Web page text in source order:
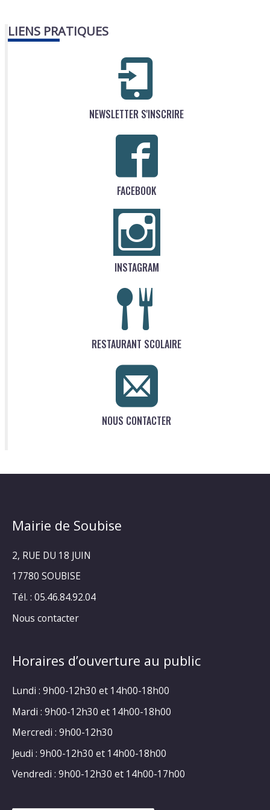
LIENS PRATIQUES
NEWSLETTER S'INSCRIRE
FACEBOOK
INSTAGRAM
RESTAURANT SCOLAIRE
NOUS CONTACTER
Mairie de Soubise
2, RUE DU 18 JUIN
17780 SOUBISE
Tél. : 05.46.84.92.04
Nous contacter
Horaires d’ouverture au public
Lundi : 9h00-12h30 et 14h00-18h00
Mardi : 9h00-12h30 et 14h00-18h00
Mercredi : 9h00-12h30
Jeudi : 9h00-12h30 et 14h00-18h00
Vendredi : 9h00-12h30 et 14h00-17h00